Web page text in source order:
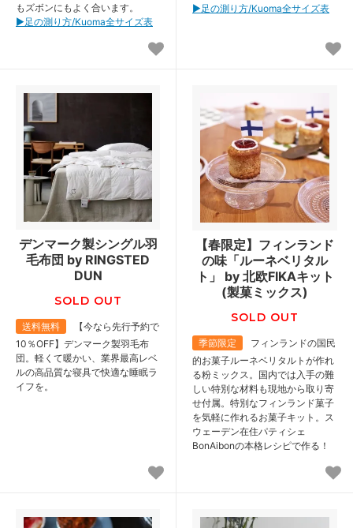
もズボンにもよく合います。
▶︎足の測り方/Kuoma全サイズ表
▶︎足の測り方/Kuoma全サイズ表
デンマーク製シングル羽
毛布団 by RINGSTED
DUN
SOLD OUT
送料無料
【今なら先行予約で
10％OFF】デンマーク製羽毛布
団。軽くて暖かい、業界最高レベ
ルの高品質な寝具で快適な睡眠ラ
イフを。
【春限定】フィンランド
の味「ルーネベリタル
ト」 by 北欧FIKAキット
(製菓ミックス)
SOLD OUT
季節限定
フィンランドの国民
的お菓子ルーネベリタルトが作れ
る粉ミックス。国内では入手の難
しい特別な材料も現地から取り寄
せ付属。特別なフィンランド菓子
を気軽に作れるお菓子キット。ス
ウェーデン在住パティシェ
BonAibonの本格レシピで作る！